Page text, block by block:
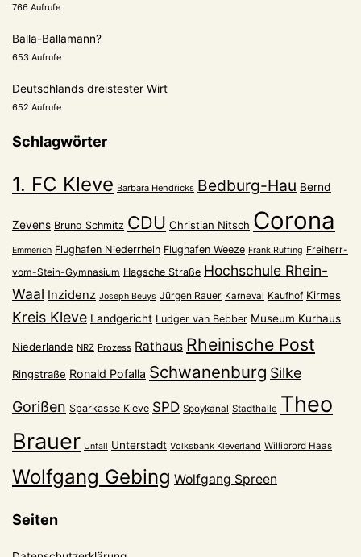
766 Aufrufe
Balla-Ballamann?
653 Aufrufe
Deutschlands dreistester Wirt
652 Aufrufe
Schlagwörter
1. FC Kleve Barbara Hendricks Bedburg-Hau Bernd
Zevens Bruno Schmitz CDU Christian Nitsch Corona
Emmerich Flughafen Niederrhein Flughafen Weeze Frank Ruffing Freiherr-
vom-Stein-Gymnasium Hagsche Straße Hochschule Rhein-
Waal Inzidenz Joseph Beuys Jürgen Rauer Karneval Kaufhof Kirmes
Kreis Kleve Landgericht Ludger van Bebber Museum Kurhaus
Niederlande NRZ Prozess Rathaus Rheinische Post
Ringstraße Ronald Pofalla Schwanenburg Silke
Gorißen Sparkasse Kleve SPD Spoykanal Stadthalle Theo
Brauer Unfall Unterstadt Volksbank Kleverland Willibrord Haas
Wolfgang Gebing Wolfgang Spreen
Seiten